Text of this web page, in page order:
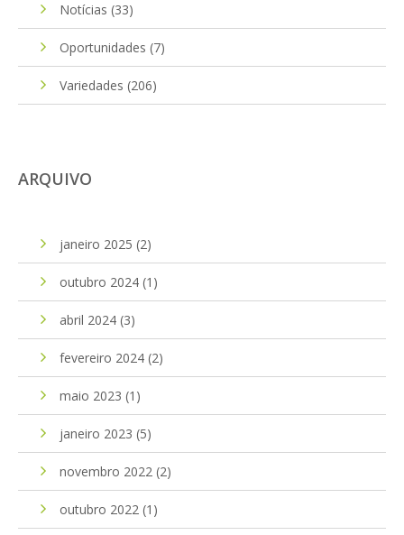
Notícias (33)
Oportunidades (7)
Variedades (206)
ARQUIVO
janeiro 2025 (2)
outubro 2024 (1)
abril 2024 (3)
fevereiro 2024 (2)
maio 2023 (1)
janeiro 2023 (5)
novembro 2022 (2)
outubro 2022 (1)